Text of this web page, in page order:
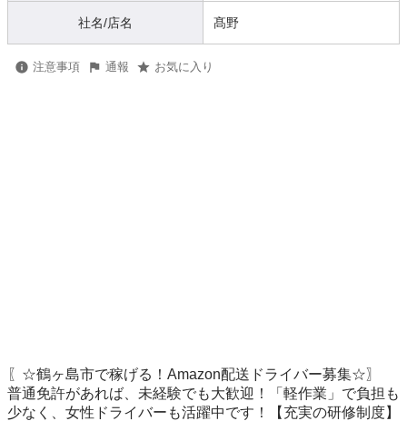
社名/店名 髙野
注意事項 通報 お気に入り
〖☆鶴ヶ島市で稼げる！Amazon配送ドライバー募集☆〗
普通免許があれば、未経験でも大歓迎！「軽作業」で負担も
少なく、女性ドライバーも活躍中です！【充実の研修制度】